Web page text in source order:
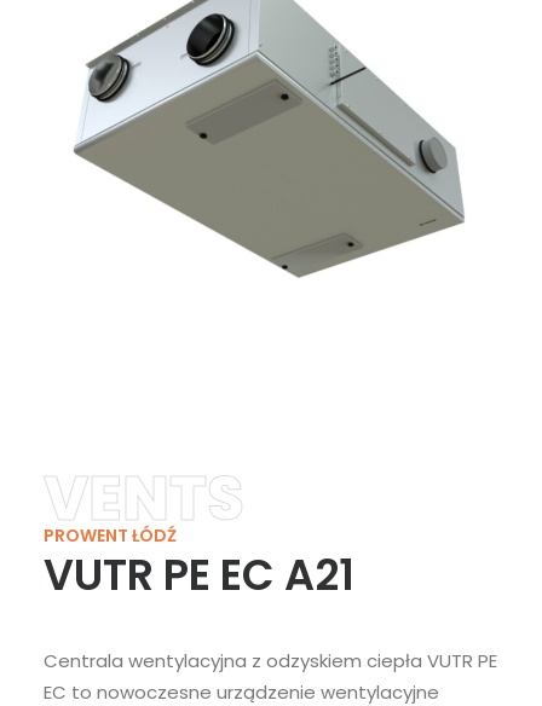
VENTS
PROWENT ŁÓDŹ
VUTR PE EC A21
Centrala wentylacyjna z odzyskiem ciepła VUTR PE
EC to nowoczesne urządzenie wentylacyjne